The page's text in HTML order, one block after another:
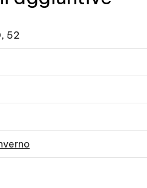
52